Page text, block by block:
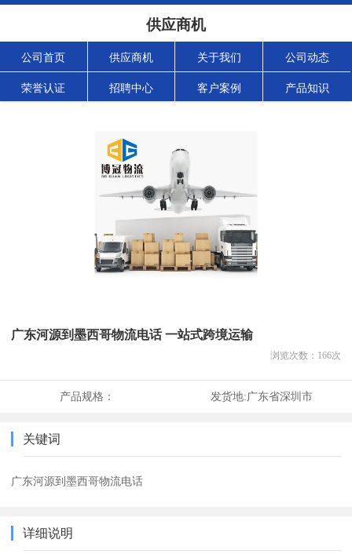
供应商机
公司首页 供应商机 关于我们 公司动态
荣誉认证 招聘中心 客户案例 产品知识
广东河源到墨西哥物流电话 一站式跨境运输
浏览次数： 166次
产品规格： 发货地:广东省深圳市
关键词
广东河源到墨西哥物流电话
详细说明